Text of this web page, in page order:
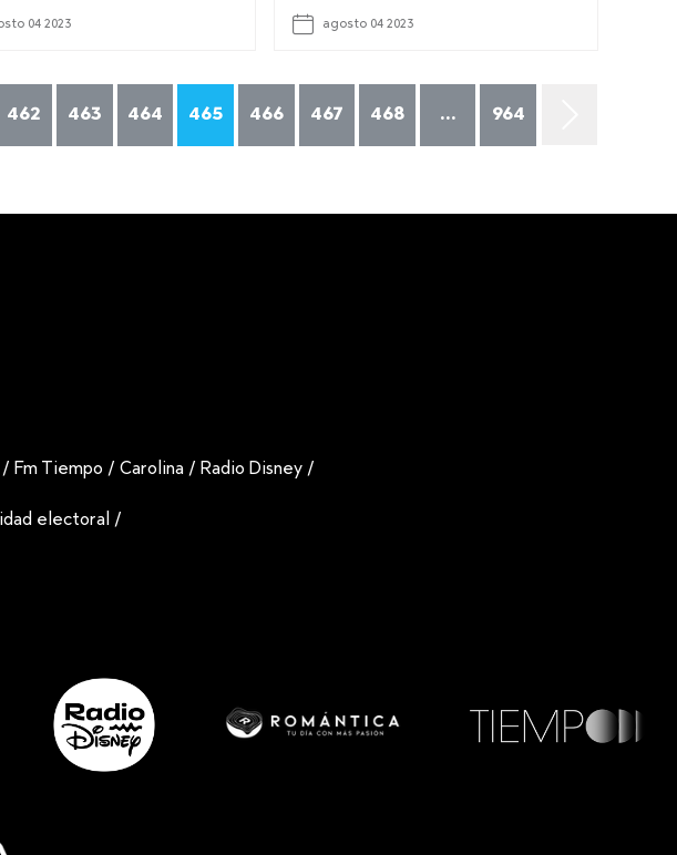
04 2023 agosto 04 2023
462 463 464 465 466 467 468 ... 964
/ Fm Tiempo /Carolina / Radio Disney /
electoral /